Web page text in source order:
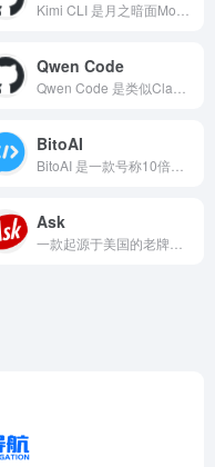
Qwen Code
BitoAI
Ask